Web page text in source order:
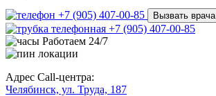
+7 (905) 407-00-85 Вызвать врача
+7 (905) 407-00-85
Работаем 24/7
Адрес Call-центра:
Челябинск, ул. Труда, 187